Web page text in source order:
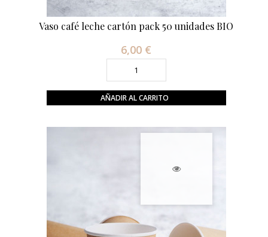
Vaso café leche cartón pack 50 unidades BIO
6,00 €
AÑADIR AL CARRITO